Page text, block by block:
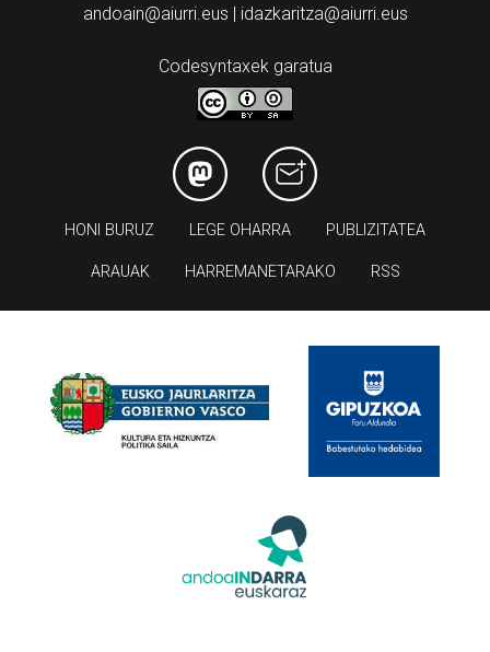
andoain@aiurri.eus | idazkaritza@aiurri.eus
Codesyntaxek garatua
HONI BURUZ LEGE OHARRA PUBLIZITATEA
ARAUAK HARREMANETARAKO RSS